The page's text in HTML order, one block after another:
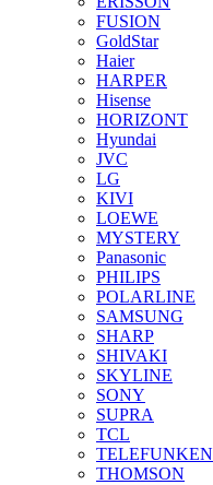
FUSION
GoldStar
Haier
HARPER
Hisense
HORIZONT
Hyundai
JVC
LG
KIVI
LOEWE
MYSTERY
Panasonic
PHILIPS
POLARLINE
SAMSUNG
SHARP
SHIVAKI
SKYLINE
SONY
SUPRA
TCL
TELEFUNKEN
THOMSON